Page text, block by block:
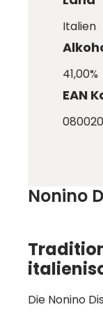
Italien
41,00%
EAN
Nonino
Die Nonino